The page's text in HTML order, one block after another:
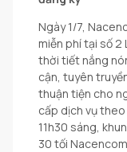
Ngày 1/7,
miễn phí tại số 2
thời tiết nắng
cận, tuyên
thuận tiện cho
cấp dịch vụ
11h30 sáng,
30 tối